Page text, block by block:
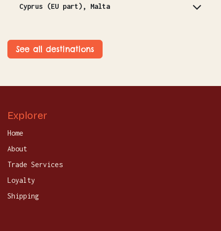
Cyprus (EU part), Malta
See all destinations
Explorer
Home
About
Trade Services
Loyalty
Shipping